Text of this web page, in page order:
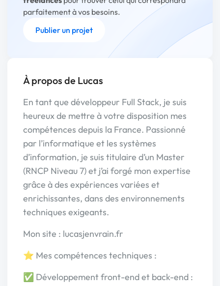
parfaitement à vos besoins.
Publier un projet
À propos de Lucas
En tant que développeur Full Stack, je suis
heureux de mettre à votre disposition mes
compétences depuis la France. Passionné
par l’informatique et les systèmes
d’information, je suis titulaire d’un Master
(RNCP Niveau 7) et j’ai forgé mon expertise
grâce à des expériences variées et
enrichissantes, dans des environnements
techniques exigeants.
Mon site : lucasjenvrain.fr
⭐ Mes compétences techniques :
✅ Développement front-end et back-end :